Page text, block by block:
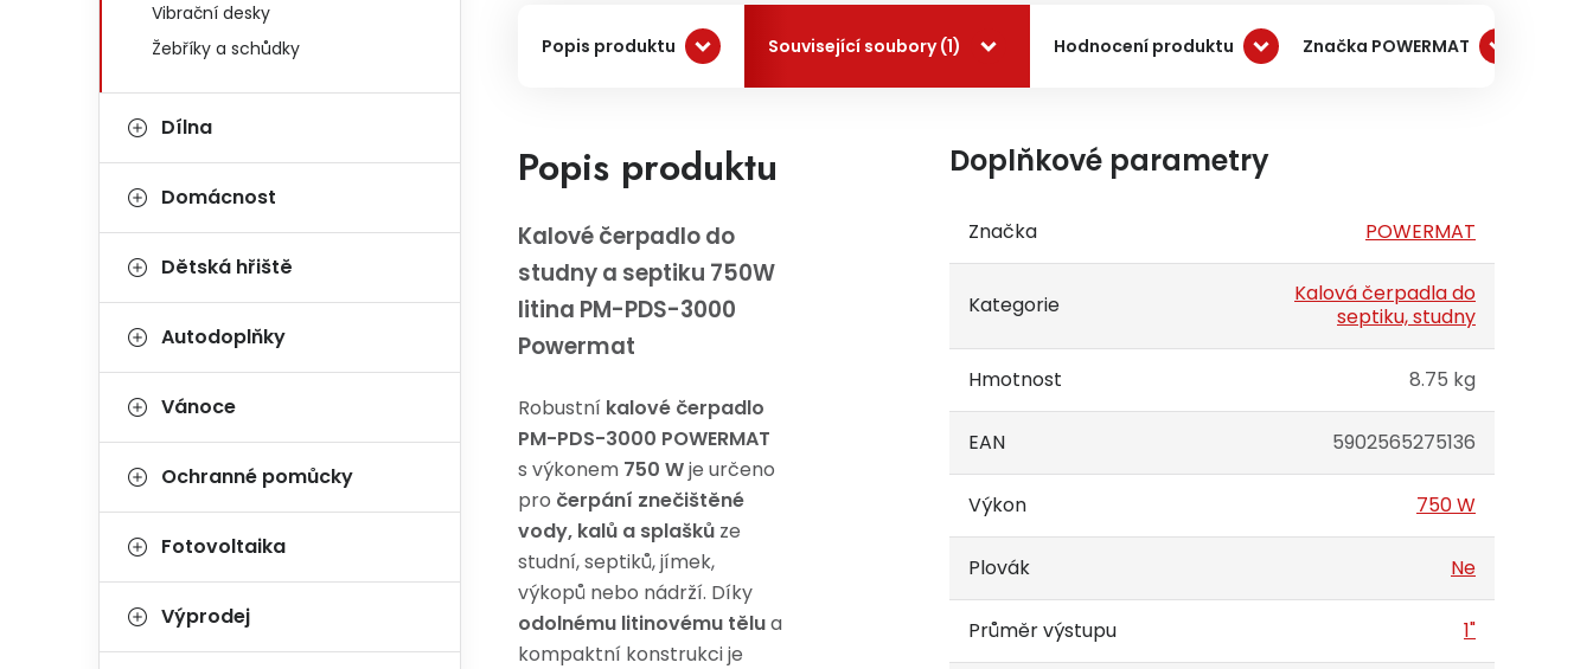
Vibrační desky
Žebříky a schůdky
Dílna
Domácnost
Dětská hřiště
Autodoplňky
Vánoce
Ochranné pomůcky
Fotovoltaika
Výprodej
Popis produktu Související soubory (1) Hodnocení produktu Značka POWERMAT
Popis produktu
Kalové čerpadlo do
studny a septiku 750W
litina PM-PDS-3000
Powermat
Robustní kalové čerpadlo
PM-PDS-3000 POWERMAT
s výkonem 750 Wje určeno
pro čerpání znečištěné
vody, kalů a splašků ze
studní, septiků, jímek,
výkopů nebo nádrží. Díky
odolnému litinovému tělua
kompaktní konstrukci je
Doplňkové parametry
Značka POWERMAT
Kategorie
Kalová čerpadla do
septiku, studny
Hmotnost 8.75 kg
EAN 5902565275136
Výkon 750 W
Plovák Ne
Průměr výstupu 1"